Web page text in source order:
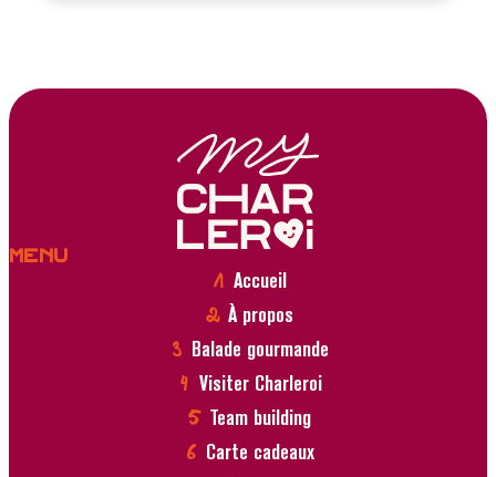
Menu
Accueil
À propos
Balade gourmande
Visiter Charleroi
Team building
Carte cadeaux